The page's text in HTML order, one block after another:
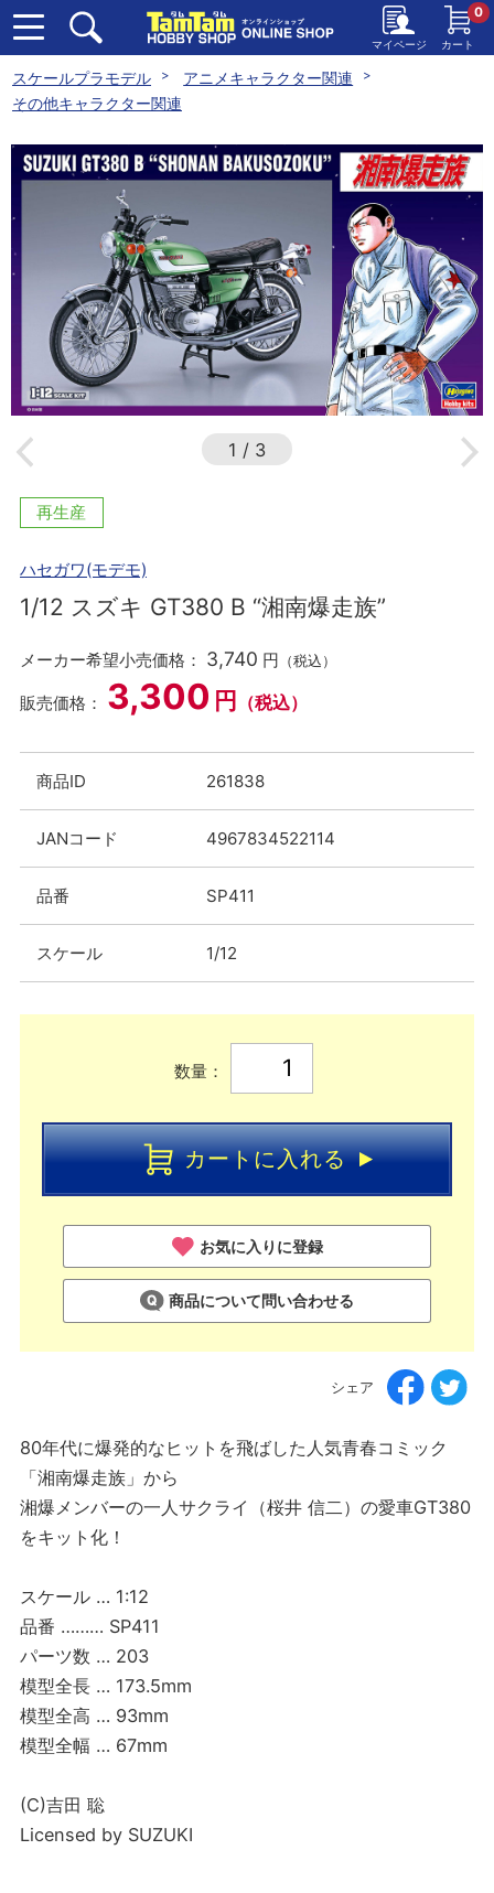
マイページ カート
0
スケールプラモデル
アニメキャラクター関連
その他キャラクター関連
1 / 3
再生産
ハセガワ(モデモ)
1/12 スズキ GT380 B “湘南爆走族”
メーカー希望小売価格： 3,740 円 （税込）
販売価格： 3,300 円 （税込）
商品ID 261838
JANコード 4967834522114
品番 SP411
スケール 1/12
数量：
カートに入れる
お気に入りに登録
商品について問い合わせる
シェア
80年代に爆発的なヒットを飛ばした人気青春コミック
「湘南爆走族」から
湘爆メンバーの一人サクライ（桜井 信二）の愛車GT380
をキット化！
スケール … 1:12
品番 ……… SP411
パーツ数 … 203
模型全長 … 173.5mm
模型全高 … 93mm
模型全幅 … 67mm
(C)吉田 聡
Licensed by SUZUKI